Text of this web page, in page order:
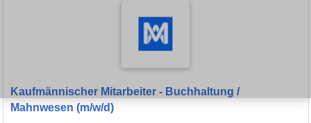
Kaufmännischer Mitarbeiter - Buchhaltung /
Mahnwesen (m/w/d)